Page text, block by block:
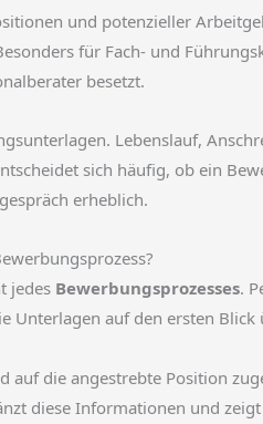
und potenzieller
für Fach- und
besetzt.
Lebenslauf,
sich häufig, ob ein
erheblich.
jedes Bewerbungsprozesses.
Unterlagen auf den ersten
die angestrebte Position
diese Informationen und